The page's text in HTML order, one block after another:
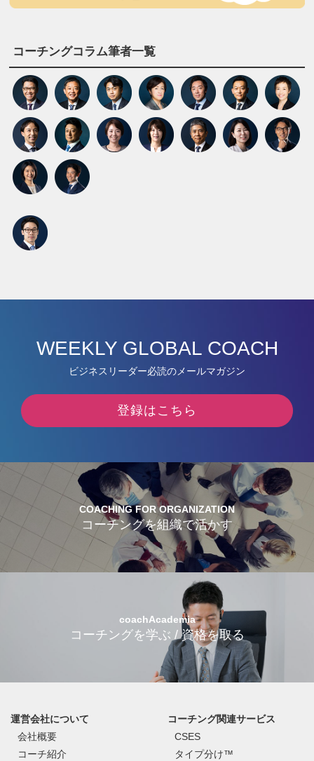
コーチングコラム筆者一覧
WEEKLY GLOBAL COACH
ビジネスリーダー必読のメールマガジン
登録はこちら
COACHING FOR ORGANIZATION
コーチングを組織で活かす
coachAcademia
コーチングを学ぶ / 資格を取る
運営会社について
会社概要
コーチ紹介
コーチング関連サービス
CSES
タイプ分け™